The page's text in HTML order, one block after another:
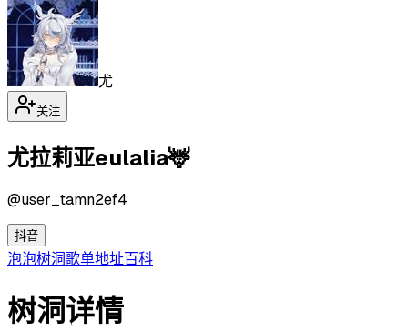
尤
关注
尤拉莉亚eulalia🦌
@user_tamn2ef4
抖音
泡泡树洞歌单地址百科
树洞详情